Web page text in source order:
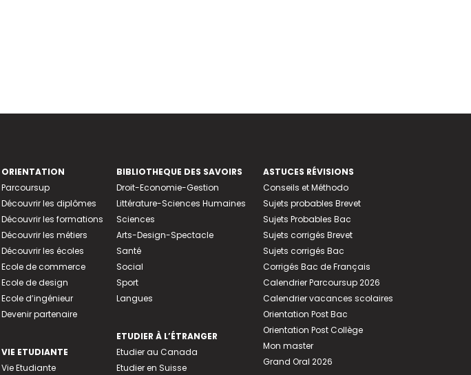
ORIENTATION
Parcoursup
Découvrir les diplômes
Découvrir les formations
Découvrir les métiers
Découvrir les écoles
Ecole de commerce
Ecole de design
Ecole d’ingénieur
Devenir partenaire
VIE ETUDIANTE
Vie Etudiante
BIBLIOTHEQUE DES SAVOIRS
Droit-Economie-Gestion
Littérature-Sciences Humaines
Sciences
Arts-Design-Spectacle
Santé
Social
Sport
Langues
ETUDIER À L’ÉTRANGER
Etudier au Canada
Etudier en Suisse
ASTUCES RÉVISIONS
Conseils et Méthodo
Sujets probables Brevet
Sujets Probables Bac
Sujets corrigés Brevet
Sujets corrigés Bac
Corrigés Bac de Français
Calendrier Parcoursup 2026
Calendrier vacances scolaires
Orientation Post Bac
Orientation Post Collège
Mon master
Grand Oral 2026